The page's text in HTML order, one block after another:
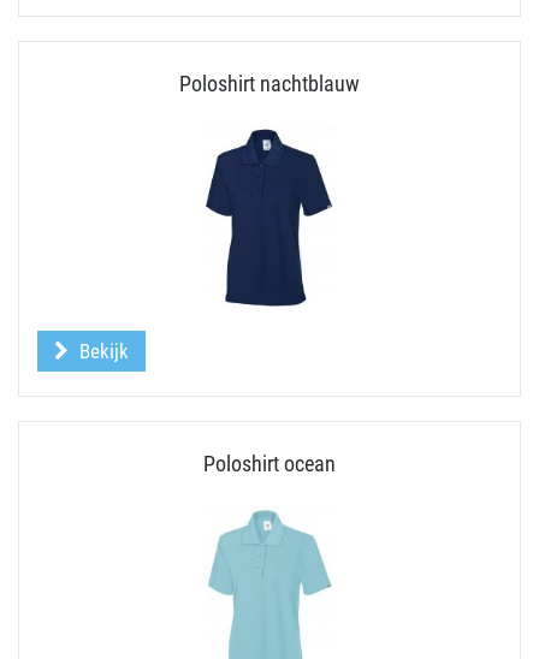
Poloshirt nachtblauw
Bekijk
Poloshirt ocean